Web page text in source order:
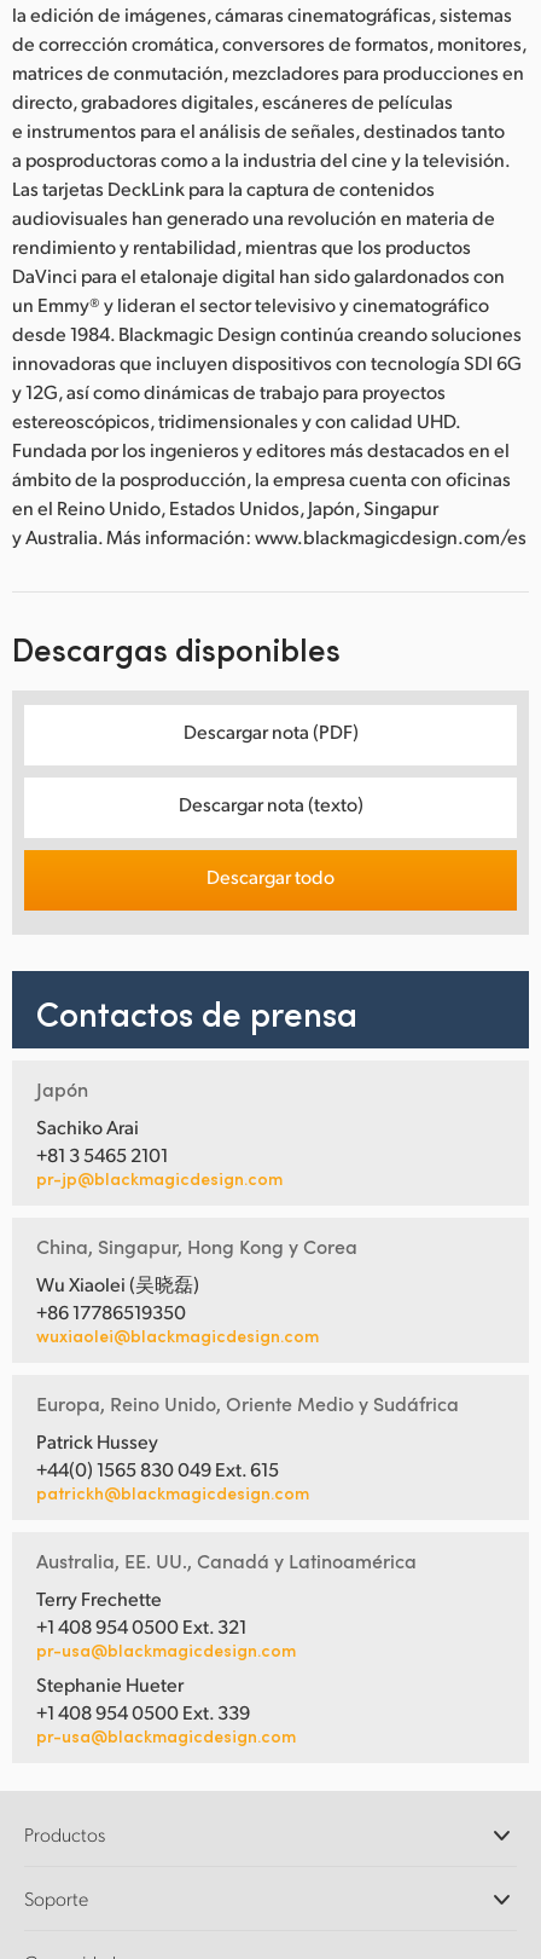
la edición de imágenes, cámaras cinematográficas, sistemas
de corrección cromática, conversores de formatos, monitores,
matrices de conmutación, mezcladores para producciones en
directo, grabadores digitales, escáneres de películas
e instrumentos para el análisis de señales, destinados tanto
a posproductoras como a la industria del cine y la televisión.
Las tarjetas DeckLink para la captura de contenidos
audiovisuales han generado una revolución en materia de
rendimiento y rentabilidad, mientras que los productos
DaVinci para el etalonaje digital han sido galardonados con
un Emmy® y lideran el sector televisivo y cinematográfico
desde 1984. Blackmagic Design continúa creando soluciones
innovadoras que incluyen dispositivos con tecnología SDI 6G
y 12G, así como dinámicas de trabajo para proyectos
estereoscópicos, tridimensionales y con calidad UHD.
Fundada por los ingenieros y editores más destacados en el
ámbito de la posproducción, la empresa cuenta con oficinas
en el Reino Unido, Estados Unidos, Japón, Singapur
y Australia. Más información: www.blackmagicdesign.com/es
Descargas disponibles
Descargar nota (PDF)
Descargar nota (texto)
Descargar todo
Contactos de prensa
Japón
Sachiko Arai
+81 3 5465 2101
pr-jp@blackmagicdesign.com
China, Singapur, Hong Kong y Corea
Wu Xiaolei (吴晓磊)
+86 17786519350
wuxiaolei@blackmagicdesign.com
Europa, Reino Unido, Oriente Medio y Sudáfrica
Patrick Hussey
+44(0) 1565 830 049 Ext. 615
patrickh@blackmagicdesign.com
Australia, EE. UU., Canadá y Latinoamérica
Terry Frechette
+1 408 954 0500 Ext. 321
pr-usa@blackmagicdesign.com
Stephanie Hueter
+1 408 954 0500 Ext. 339
pr-usa@blackmagicdesign.com
Productos
DaVinci Resolve y Fusion
Soporte